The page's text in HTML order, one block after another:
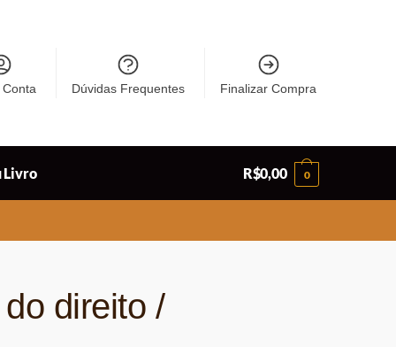
Dúvidas Frequentes Finalizar Compra
Livro R$0,00 0
direito /